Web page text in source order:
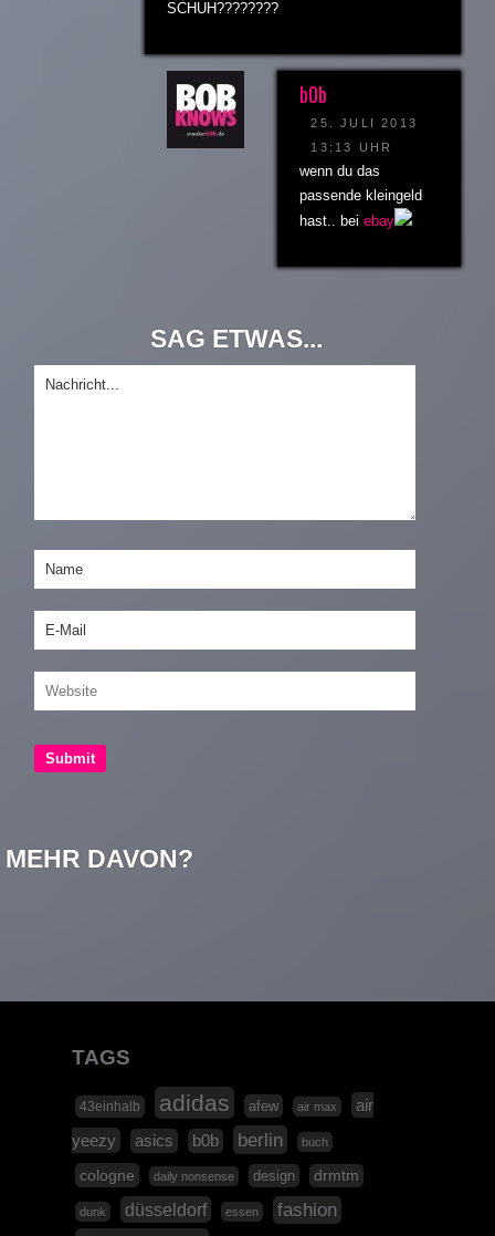
SCHUH????????
b0b
25. JULI 2013
13:13 UHR
wenn du das
passende kleingeld
hast.. beiebay
SAG ETWAS...
MEHR DAVON?
TAGS
43einhalb adidas afew air max
air
yeezy
asics b0b berlin buch
cologne daily nonsense design drmtm
dunk düsseldorf essen fashion